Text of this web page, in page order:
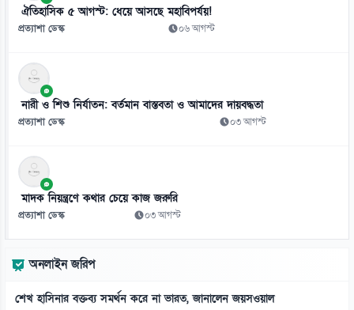
১০
সিএনজি স্টেশনে গ্যাস সংকট, ভোগান্তি চরমে
১১
গ্রিস উপকূলে দুই শতাধিক অভিবাসী উদ্ধার, ৭২ জন বাংলাদেশি
০৮ আগস্ট
১২
টেকসই গণমাধ্যমে সরকার, মালিক ও সাংবাদিকের সমন্বয়ের আহ্বান
০৮ আগস্ট
০৮ আগস্ট
১৪
ঐতিহাসিক ৫ আগস্ট: ধেয়ে আসছে মহাবিপর্যয়!
প্রত্যাশা ডেস্ক ০৬ আগস্ট
নারী ও শিশু নির্যাতন: বর্তমান বাস্তবতা ও আমাদের দায়বদ্ধতা
প্রত্যাশা ডেস্ক ০৩ আগস্ট
মাদক নিয়ন্ত্রণে কথার চেয়ে কাজ জরুরি
প্রত্যাশা ডেস্ক ০৩ আগস্ট
অনলাইন জরিপ
শেখ হাসিনার বক্তব্য সমর্থন করে না ভারত, জানালেন জয়সওয়াল